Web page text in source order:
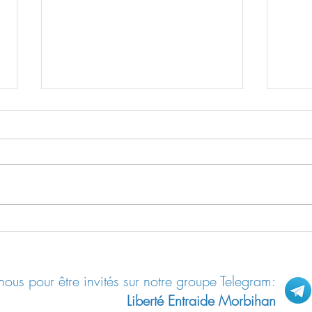
pour être invités sur notre groupe Telegram:
Liberté Entraide Morbihan